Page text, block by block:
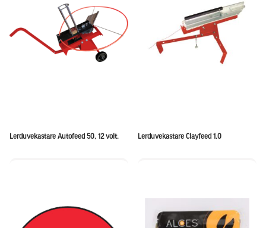
Lerduvekastare Autofeed 50, 12 volt. Lerduvekastare Clayfeed 1.0